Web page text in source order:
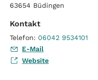
63654 Büdingen
Kontakt
Telefon: 06042 9534101
E-Mail
Website